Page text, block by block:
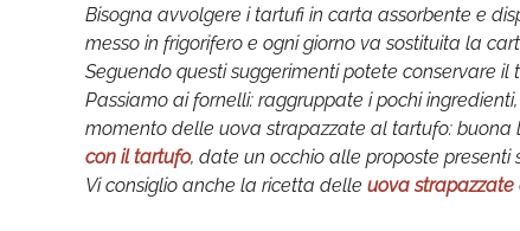
Bisogna avvolgere i tartufi in carta assorbente e
messo in frigorifero e ogni giorno va sostituita la
Seguendo questi suggerimenti potete conservare
Passiamo ai fornelli: raggruppate i pochi
momento delle uova strapazzate al tartufo:
con il tartufo, date un occhio alle proposte presenti
Vi consiglio anche la ricetta delle uova